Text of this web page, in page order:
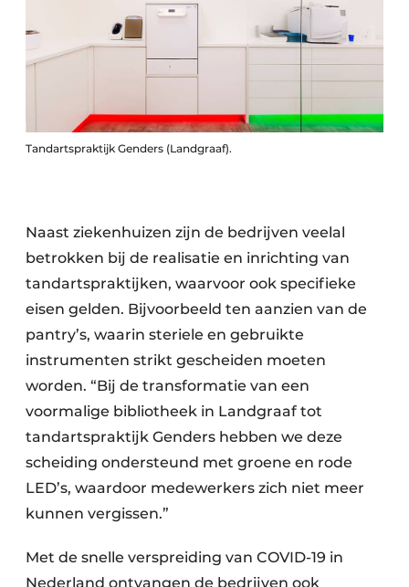
Tandartspraktijk Genders (Landgraaf).
Naast ziekenhuizen zijn de bedrijven veelal
betrokken bij de realisatie en inrichting van
tandartspraktijken, waarvoor ook specifieke
eisen gelden. Bijvoorbeeld ten aanzien van de
pantry’s, waarin steriele en gebruikte
instrumenten strikt gescheiden moeten
worden. “Bij de transformatie van een
voormalige bibliotheek in Landgraaf tot
tandartspraktijk Genders hebben we deze
scheiding ondersteund met groene en rode
LED’s, waardoor medewerkers zich niet meer
kunnen vergissen.”
Met de snelle verspreiding van COVID-19 in
Nederland ontvangen de bedrijven ook